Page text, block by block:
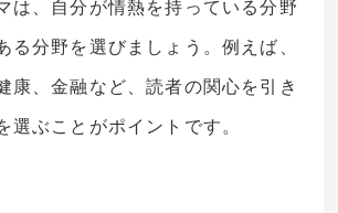
は、自分が情熱を持っている分野
る分野を選びましょう。例えば、
康、金融など、読者の関心を引き
選ぶことがポイントです。